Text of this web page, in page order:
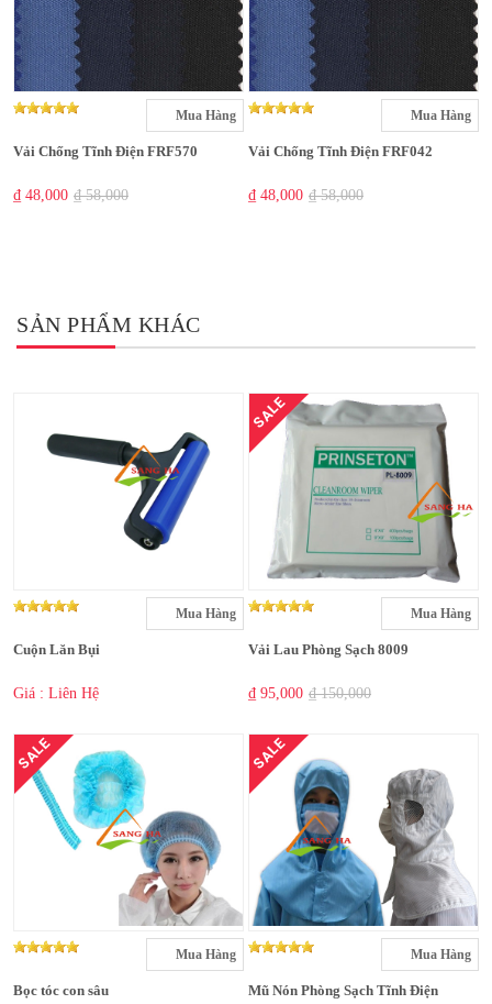
Mua Hàng
Vải Chống Tĩnh Điện FRF570
₫ 48,000 ₫ 58,000
Mua Hàng
Vải Chống Tĩnh Điện FRF042
₫ 48,000 ₫ 58,000
SẢN PHẨM KHÁC
Mua Hàng
Cuộn Lăn Bụi
Giá : Liên Hệ
SALE
Mua Hàng
Vải Lau Phòng Sạch 8009
₫ 95,000 ₫ 150,000
SALE
Mua Hàng
Bọc tóc con sâu
SALE
Mua Hàng
Mũ Nón Phòng Sạch Tĩnh Điện